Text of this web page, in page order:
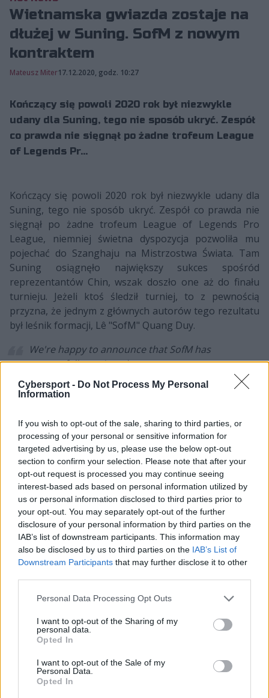
Cybersport - Do Not Process My Personal
Information
If you wish to opt-out of the sale, sharing to third parties, or
processing of your personal or sensitive information for
targeted advertising by us, please use the below opt-out
section to confirm your selection. Please note that after your
opt-out request is processed you may continue seeing
interest-based ads based on personal information utilized by
us or personal information disclosed to third parties prior to
your opt-out. You may separately opt-out of the further
disclosure of your personal information by third parties on the
IAB’s list of downstream participants. This information may
also be disclosed by us to third parties on the IAB’s List of
Downstream Participants that may further disclose it to other
Personal Data Processing Opt Outs
I want to opt-out of the Sharing of my
personal data.
Opted In
I want to opt-out of the Sale of my
Personal Data.
Opted In
Wietnamska gwiazda zostaje na
dłużej w Suning. SofM z nowym
kontraktem
Mateusz Miter17.12.2020, godz. 10:27
Kończący się powoli 2020 rok był niezwykle
udany dla Suning, tego nie sposób ukryć. Zespół
co prawda nie sięgnął po żadne trofeum League
of Legends Pr...
Kończący się powoli 2020 rok był niezwykle udany dla
Suning, tego nie sposób ukryć. Zespół co prawda nie
sięgnął po żadne trofeum League of Legends Pro
League, niemniej świetna dyspozycja pozwoliła mu
pojechać do Szanghaju na Mistrzostwa Świata. Tam
Suning osiągnęło największy sukces spośród
reprezentantów Chin, wszak doszło one aż do finału
turnieju. Jeżeli ktoś śledził turniej, to z pewnością
przyzna, że jednym z głównych autorów tego rezultatu
był leśnik formacji, Lê "SofM" Quang Duy.
We're happy to announce that SofM has
successfully re-signed.
During this year, we ran into each other and
grew together. In the future, Suning will
pic.twitter.com/l5IF2JOt84
— SUNING (@suning_gaming) December 17,
2020
22-latek dołączył do Suning równo rok temu i ostatnie
dwanaście miesięcy, podobnie jak organizacja, może
zaliczyć do najlepszych w swojej karierze. Ba, przez
niemalże cały okres trwania Worlds 2020 w kuluarach
wyrażano się o Quang Duyu, często nazywając go
najbardziej wyróżniającym się graczem i leśnikiem
turnieju. Sam SofM zapisał się także w historii swojego
wystąpił w finale Mistrzostw Świata w LoL-u.
Trudno przewidzieć, czy przyszły rok będzie dla Suning
równie udany co ten. Drużyna pożegnała się już między
niedawno zasilił szeregi TSM-u
. Dodatkowo, w
organizacji nie ma już Shiha "Chashao" Yi-Hao,